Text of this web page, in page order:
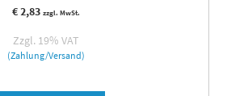
€2,83 zzgl. MwSt.
Zzgl. 19% VAT
(Zahlung/Versand)